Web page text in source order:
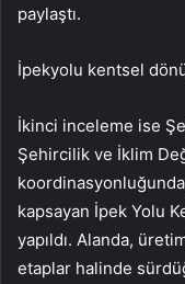
paylaştı.
İpekyolu kentsel
İkinci inceleme ise
Şehircilik ve İklim
kapsayan İpek Yolu
yapıldı. Alanda,
etaplar halinde